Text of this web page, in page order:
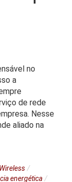
no
a
de rede
Nesse
aliado na
Wireless
energética